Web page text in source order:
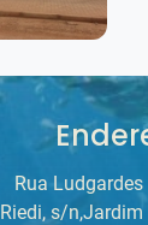
Rua
Riedi, s/n,Jardim